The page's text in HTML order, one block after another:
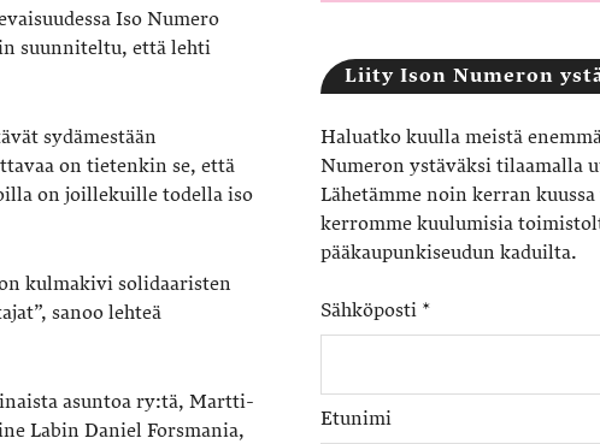
Iso Numero
suunniteltu, että lehti
sydämestään
on tietenkin se, että
on joillekuille todella iso
kulmakivi solidaaristen
sanoo lehteä
asuntoa ry:tä, Martti-
Labin Daniel Forsmania,
Liity Ison Numeron
Haluatko kuulla meistä
Numeron ystäväksi tilaamalla
Lähetämme noin kerran
kerromme kuulumisia
pääkaupunkiseudun kaduilta.
Sähköposti *
Etunimi